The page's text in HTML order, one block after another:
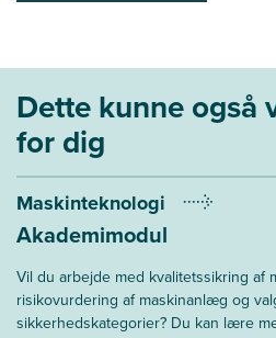
Dette kunne også
for dig
Maskinteknologi
Akademimodul
Vil du arbejde med kvalitetssikring af
risikovurdering af maskinanlæg og
sikkerhedskategorier? Du kan lære